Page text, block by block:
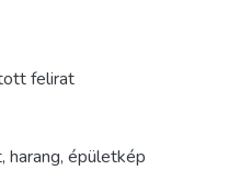
felirat
, harang, épületkép